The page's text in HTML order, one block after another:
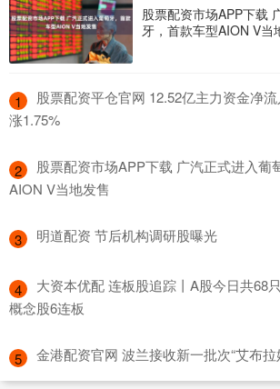
股票配资市场APP下载
牙，首款车型AION V当
1
股票配资平仓官网 12.52亿主力资金净
涨1.75%
2
股票配资市场APP下载 广汽正式进入葡
AION V当地发售
3 ​明道配资 节后机构调研股曝光
4
大资本优配 连板股追踪丨A股今日共68
概念股6连板
5 金港配资官网 波兰接收新一批次“艾布